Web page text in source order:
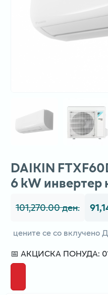
DAIKIN
6 kW инвертер
101,270.00 ден.
цените се со вклучено
📅 АКЦИСКА ПОНУДА: